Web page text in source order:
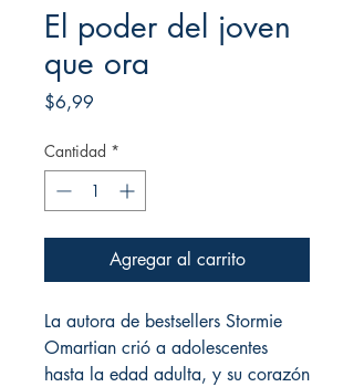
El poder del joven
que ora
$6,99
Cantidad *
Agregar al carrito
La autora de bestsellers Stormie
Omartian crió a adolescentes
hasta la edad adulta, y su corazón